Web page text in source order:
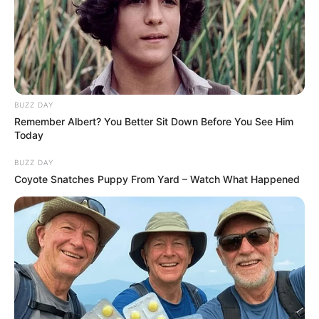
Kategóriák
Friss hírek
Művészek
Természet
Történetek
Információ
Adatvédelmi irányelvek
BUZZ DAY
Remember Albert? You Better Sit Down Before You See Him
Today
BUZZ DAY
Coyote Snatches Puppy From Yard – Watch What Happened